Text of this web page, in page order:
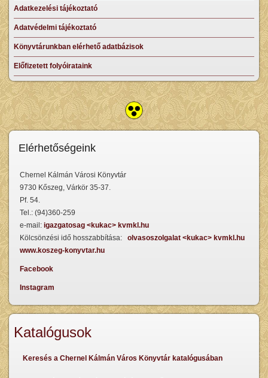
Adatkezelési tájékoztató
Adatvédelmi tájékoztató
Könyvtárunkban elérhető adatbázisok
Előfizetett folyóirataink
Elérhetőségeink
Chernel Kálmán Városi Könyvtár
9730 Kőszeg, Várkör 35-37.
Pf. 54.
Tel.: (94)360-259
e-mail: igazgatosag <kukac> kvmkl.hu
Kölcsönzési idő hosszabbítása: olvasoszolgalat <kukac> kvmkl.hu
www.koszeg-konyvtar.hu
Facebook
Instagram
Katalógusok
Keresés a Chernel Kálmán Város Könyvtár katalógusában